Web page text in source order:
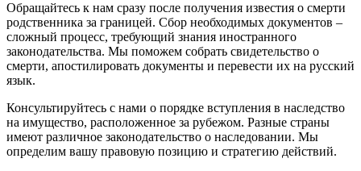
Обращайтесь к нам сразу после получения известия о смерти
родственника за границей. Сбор необходимых документов –
сложный процесс, требующий знания иностранного
законодательства. Мы поможем собрать свидетельство о
смерти, апостилировать документы и перевести их на русский
язык.
Консультируйтесь с нами о порядке вступления в наследство
на имущество, расположенное за рубежом. Разные страны
имеют различное законодательство о наследовании. Мы
определим вашу правовую позицию и стратегию действий.